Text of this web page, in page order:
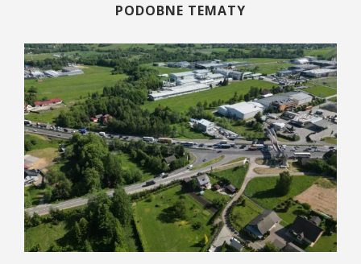
PODOBNE TEMATY